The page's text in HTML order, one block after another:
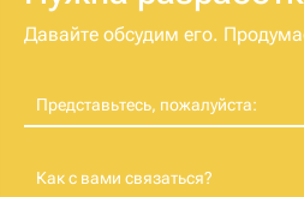
Давайте обсудим его.
Представьтесь, пожалуйста:
Как с вами связаться?